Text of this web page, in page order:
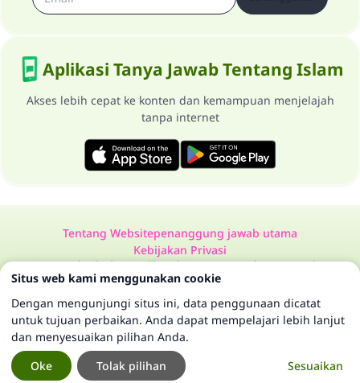
Aplikasi Tanya Jawab Tentang Islam
Akses lebih cepat ke konten dan kemampuan menjelajah
tanpa internet
Tentang Websitepenanggung jawab utama
Kebijakan Privasi
Semua Hak Dilindungi Milik Website Tanya Jawab Tentang Islam
1997-2025 ©
Situs web kami menggunakan cookie
Dengan mengunjungi situs ini, data penggunaan dicatat
untuk tujuan perbaikan. Anda dapat mempelajari lebih lanjut
dan menyesuaikan pilihan Anda.
Sesuaikan
Tolak pilihan
Oke